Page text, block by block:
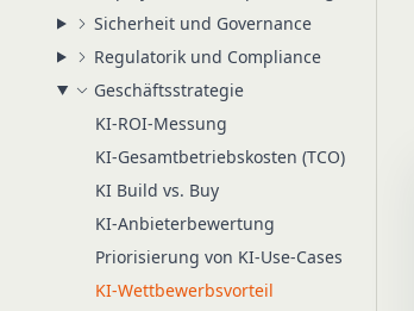
Sicherheit und Governance
Regulatorik und Compliance
Geschäftsstrategie
KI-ROI-Messung
KI-Gesamtbetriebskosten (TCO)
KI Build vs. Buy
KI-Anbieterbewertung
Priorisierung von KI-Use-Cases
KI-Wettbewerbsvorteil